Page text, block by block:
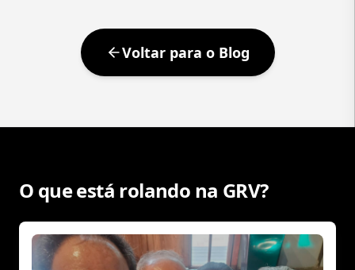
Voltar para o Blog
O que está rolando na GRV?